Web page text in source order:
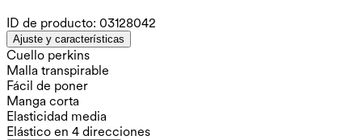
ID de producto: 03128042
Ajuste y características
Cuello perkins
Malla transpirable
Fácil de poner
Manga corta
Elasticidad media
Elástico en 4 direcciones